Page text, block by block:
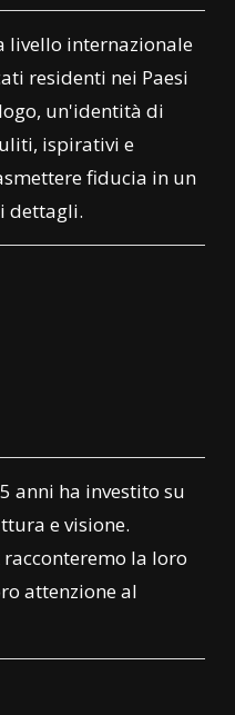
livello internazionale
residenti nei Paesi
un'identità di
ispirativi e
fiducia in un
dettagli.
anni ha investito su
e visione.
la loro
attenzione al